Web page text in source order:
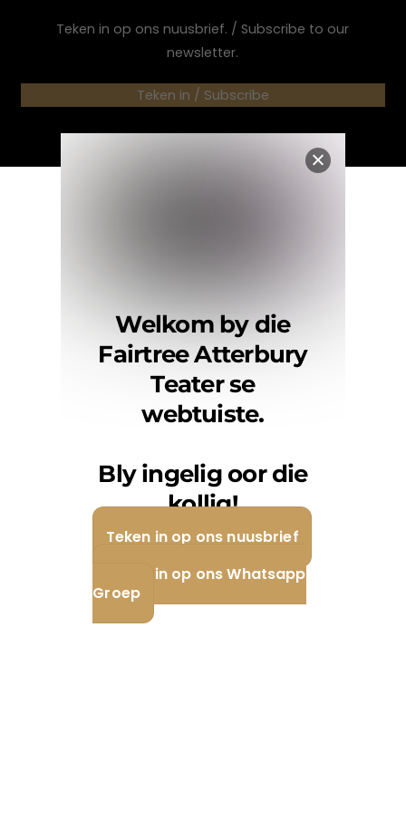
Welkom by die
Fairtree Atterbury
Teater se
webtuiste.
Bly ingelig oor die
kollig!
Teken in op ons nuusbrief
Teken in op ons Whatsapp
Groep
Teken in op ons nuusbrief. / Subscribe to our
newsletter.
Teken in / Subscribe